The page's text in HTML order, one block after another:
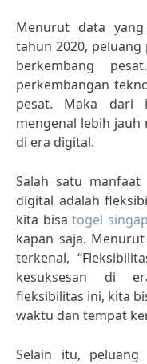
Menurut data
tahun 2020,
berkembang
perkembangan
pesat. Maka dari
mengenal lebih
di era digital.
Salah satu
digital adalah
kita bisa togel
kapan saja.
terkenal,
kesuksesan di
fleksibilitas ini, kita
waktu dan tempat
Selain itu,